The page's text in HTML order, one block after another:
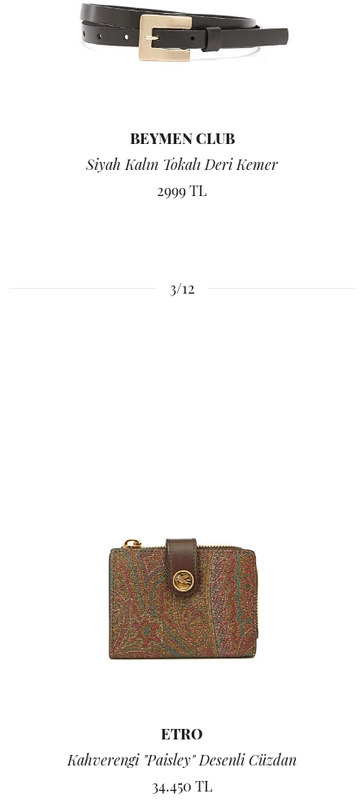
BEYMEN CLUB
Siyah Kalın Tokalı Deri Kemer
2999 TL
3/12
ETRO
Kahverengi "Paisley" Desenli Cüzdan
34.450 TL